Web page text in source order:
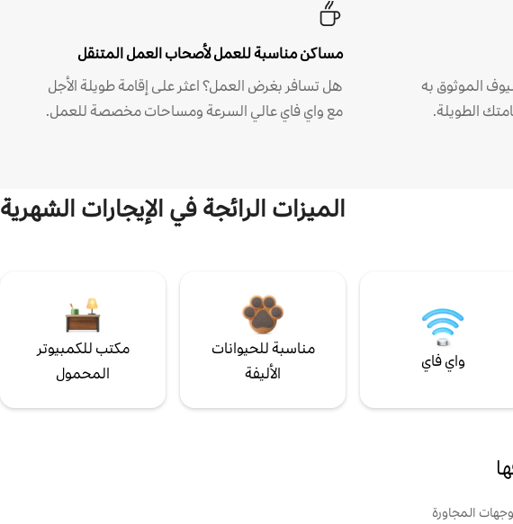
الموثوق به
مساكن مناسبة للعمل لأصحاب العمل المتنقل
هل تسافر بغرض العمل؟ اعثر على إقامة طويلة الأجل
مع واي فاي عالي السرعة ومساحات مخصصة للعمل.
الميزات الرائجة في الإيجارات الشهرية
واي فاي
مناسبة للحيوانات
الأليفة
مكتب للكمبيوتر
المحمول
المجاورة